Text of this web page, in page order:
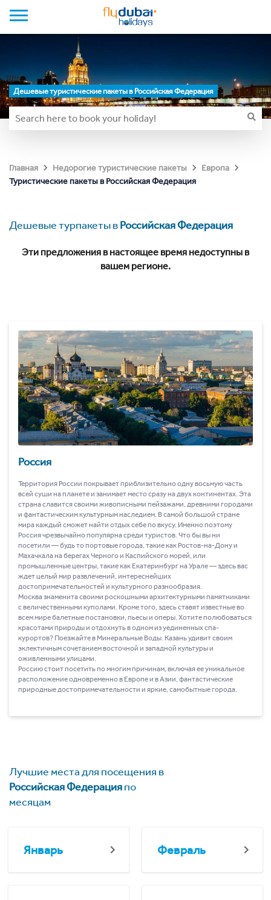
Дешевые туристические пакеты в Российская Федерация
Главная Недорогие туристические пакеты
Европа
Туристические пакеты в Российская Федерация
Дешевые турпакеты вРоссийская Федерация
Эти предложения в настоящее время недоступны в
вашем регионе.
Россия
Территория России покрывает приблизительно одну восьмую часть
всей суши на планете и занимает место сразу на двух континентах. Эта
страна славится своими живописными пейзажами, древними городами
и фантастическим культурным наследием. В самой большой стране
мира каждый сможет найти отдых себе по вкусу. Именно поэтому
Россия чрезвычайно популярна среди туристов. Что бы вы ни
посетили ― будь то портовые города, такие как Ростов-на-Дону и
Махачкала на берегах Черного и Каспийского морей, или
промышленные центры, такие как Екатеринбург на Урале ― здесь вас
ждет целый мир развлечений, интереснейших
достопримечательностей и культурного разнообразия.
Москва знаменита своими роскошными архитектурными памятниками
с величественными куполами. Кроме того, здесь ставят известные во
всем мире балетные постановки, пьесы и оперы. Хотите полюбоваться
красотами природы и отдохнуть в одном из уединенных спа-
курортов? Поезжайте в Минеральные Воды. Казань удивит своим
эклектичным сочетанием восточной и западной культуры и
оживленными улицами.
Россию стоит посетить по многим причинам, включая ее уникальное
расположение одновременно в Европе и в Азии, фантастические
природные достопримечательности и яркие, самобытные города.
Лучшие места для посещения в
Российская Федерацияпо
месяцам
Январь Февраль